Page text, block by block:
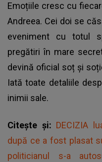
Emoțiile cresc cu
Andreea. Cei doi se
eveniment cu totul
pregătiri în mare
devină oficial soț și
Iată toate detaliile
inimii sale.
Citește și: DECIZIA
după ce a fost plasat
politicianul s-a